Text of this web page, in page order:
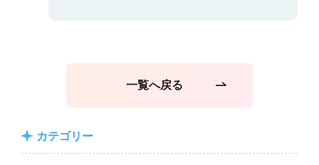
一覧へ戻る
カテゴリー